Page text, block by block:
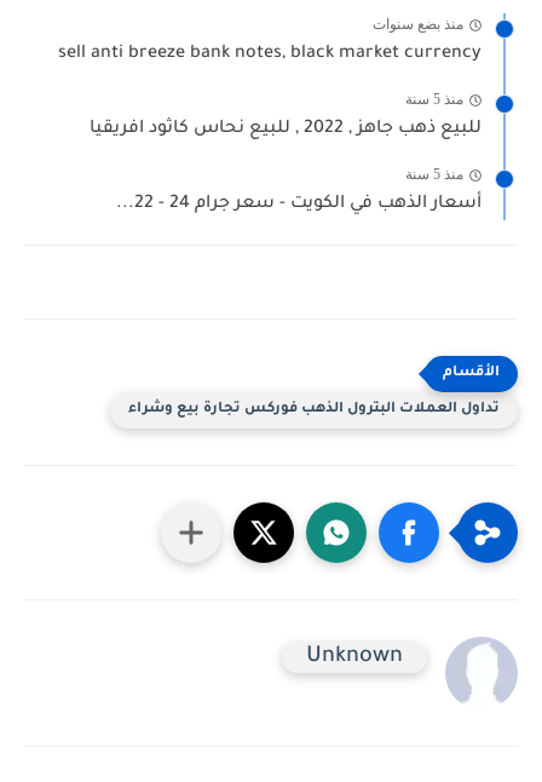
منذ بضع سنوات
sell anti breeze bank notes, black market currency
منذ 5 سنة
للبيع ذهب جاهز , 2022 , للبيع نحاس كاثود افريقيا
منذ 5 سنة
أسعار الذهب في الكويت - سعر جرام 24 - 22...
تداول العملات البترول الذهب فوركس تجارة بيع وشراء
Unknown